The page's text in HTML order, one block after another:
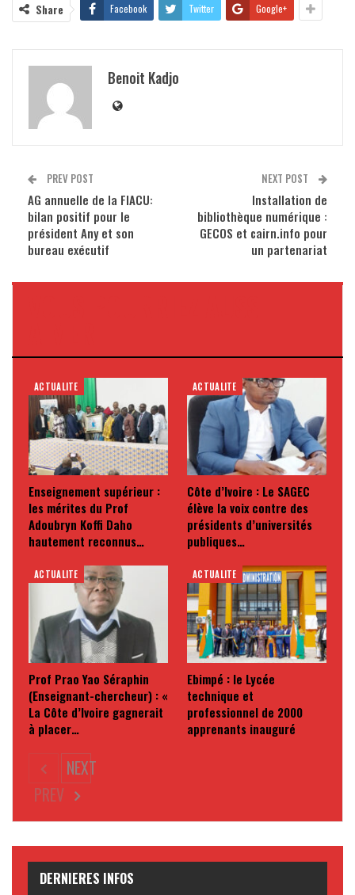
Share Facebook Twitter Google+
Benoit Kadjo
PREV POST
AG annuelle de la FIACU:
bilan positif pour le
président Any et son
bureau exécutif
NEXT POST
Installation de
bibliothèque numérique :
GECOS et cairn.info pour
un partenariat
ACTUALITE
Enseignement supérieur :
les mérites du Prof
Adoubryn Koffi Daho
hautement reconnus…
ACTUALITE
Côte d’Ivoire : Le SAGEC
élève la voix contre des
présidents d’universités
publiques…
ACTUALITE
Prof Prao Yao Séraphin
(Enseignant-chercheur) : «
La Côte d’Ivoire gagnerait
à placer…
ACTUALITE
Ebimpé : le Lycée
technique et
professionnel de 2000
apprenants inauguré
PREV
NEXT
DERNIERES INFOS